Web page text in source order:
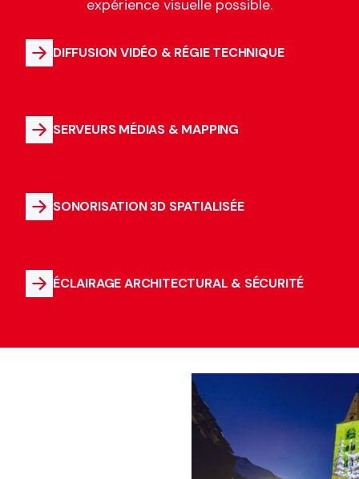
expérience visuelle possible.
DIFFUSION VIDÉO & RÉGIE TECHNIQUE
SERVEURS MÉDIAS & MAPPING
SONORISATION 3D SPATIALISÉE
ÉCLAIRAGE ARCHITECTURAL & SÉCURITÉ